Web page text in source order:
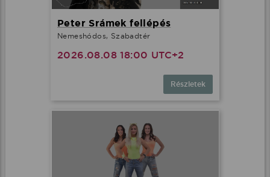
Peter Srámek fellépés
Nemeshódos, Szabadtér
2026.08.08 18:00 UTC+2
Részletek